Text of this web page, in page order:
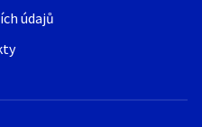
údajů